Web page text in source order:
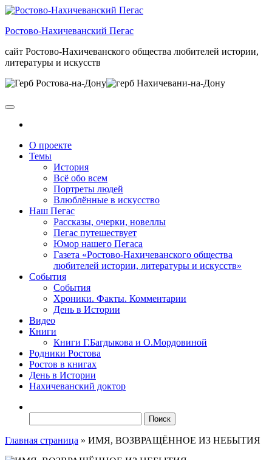
Skip
the
Ростово-Нахичеванский Пегас
сайт Ростово-Нахичеванского общества любителей истории,
литературы и искусств
О проекте
Темы
История
Всё обо всем
Портреты людей
Влюблённые в искусство
Наш Пегас
Рассказы, очерки, новеллы
Пегас путешествует
Юмор нашего Пегаса
Газета «Ростово-Нахичеванского общества
любителей истории, литературы и искусств»
События
События
Хроники. Факты. Комментарии
День в Истории
Видео
Книги
Книги Г.Багдыкова и О.Мордовиной
Родники Ростова
Ростов в книгах
День в Истории
Нахичеванский доктор
Главная страница » ИМЯ, ВОЗВРАЩЁННОЕ ИЗ НЕБЫТИЯ